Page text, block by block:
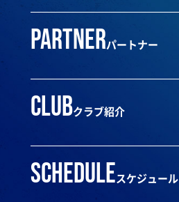
partnerパートナー
clubクラブ紹介
scheduleスケジュール